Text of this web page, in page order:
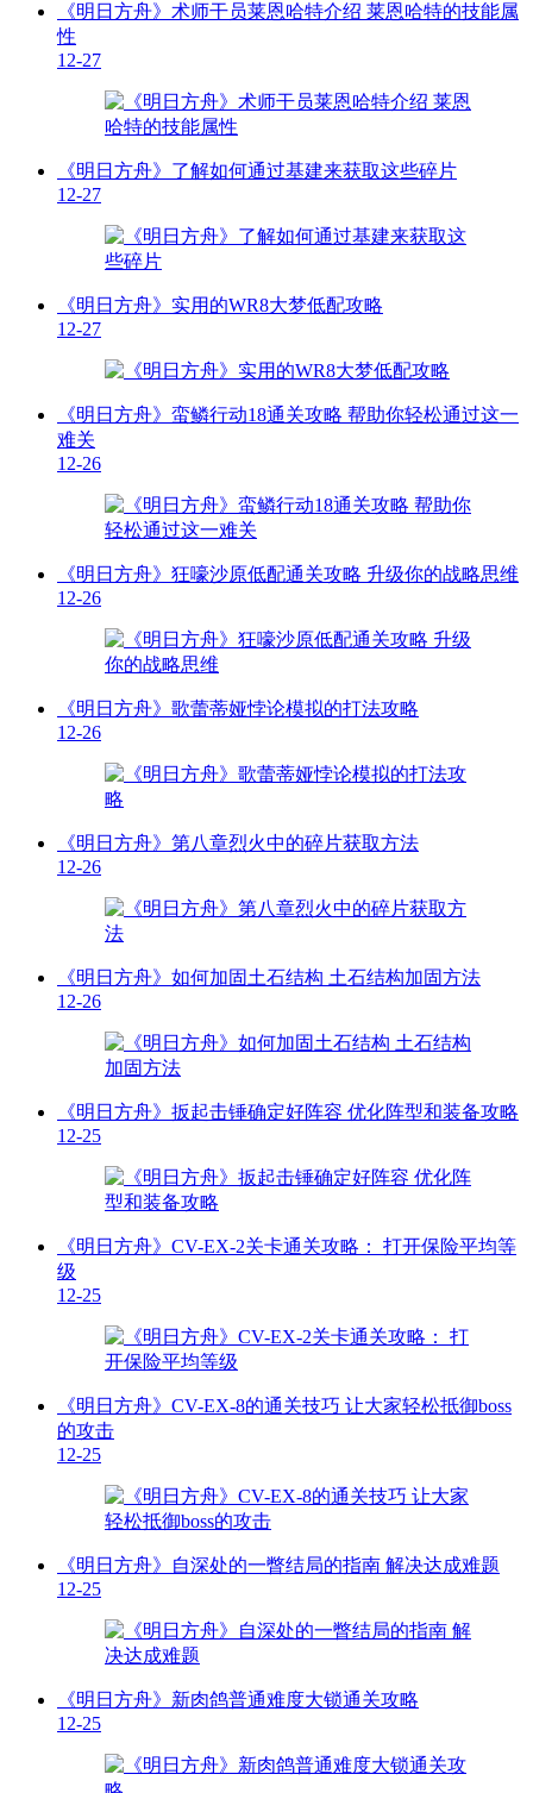
《明日方舟》术师干员莱恩哈特介绍 莱恩哈特的技能属
性
12-27
《明日方舟》了解如何通过基建来获取这些碎片
12-27
《明日方舟》实用的WR8大梦低配攻略
12-27
《明日方舟》蛮鳞行动18通关攻略 帮助你轻松通过这一
难关
12-26
《明日方舟》狂嚎沙原低配通关攻略 升级你的战略思维
12-26
《明日方舟》歌蕾蒂娅悖论模拟的打法攻略
12-26
《明日方舟》第八章烈火中的碎片获取方法
12-26
《明日方舟》如何加固土石结构 土石结构加固方法
12-26
《明日方舟》扳起击锤确定好阵容 优化阵型和装备攻略
12-25
《明日方舟》CV-EX-2关卡通关攻略： 打开保险平均等
级
12-25
《明日方舟》CV-EX-8的通关技巧 让大家轻松抵御boss
的攻击
12-25
《明日方舟》自深处的一瞥结局的指南 解决达成难题
12-25
《明日方舟》新肉鸽普通难度大锁通关攻略
12-25